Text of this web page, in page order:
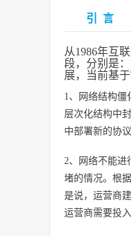
引 言
从1986年互
段，分别是
展，当前基
1、网络结构僵
层次化结构中
中部署新的协
2、网络不能进
堵的情况。根
是说，运营商
运营商需要投